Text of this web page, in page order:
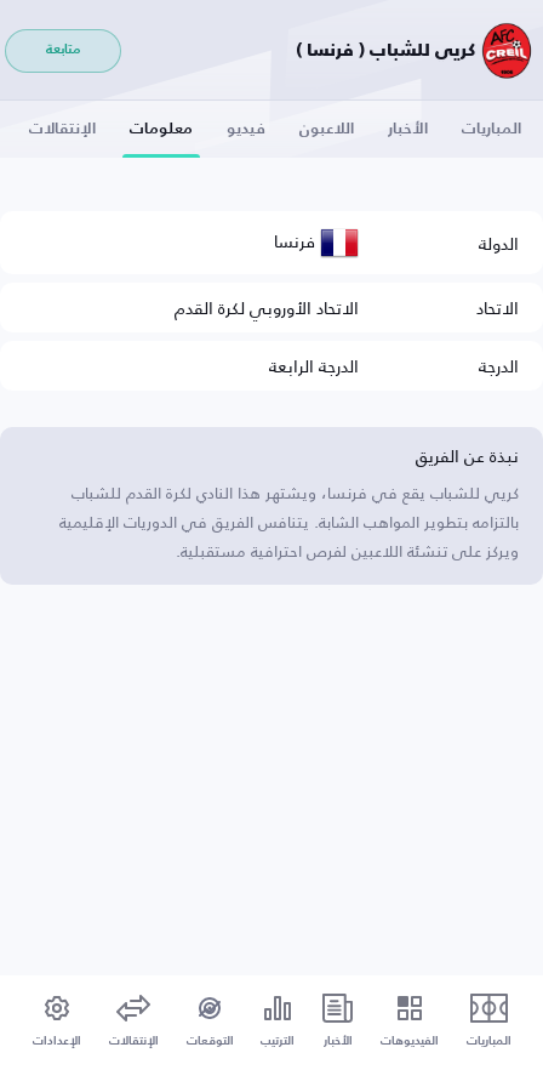
كريي للشباب ( فرنسا ) متابعة
المباريات الأخبار اللاعبون فيديو معلومات الإنتقالات
الدولة فرنسا
الاتحاد
الاتحاد الأوروبي لكرة القدم
الدرجة
الدرجة الرابعة
نبذة عن الفريق
كريي للشباب يقع في فرنسا، ويشتهر هذا النادي لكرة القدم للشباب
بالتزامه بتطوير المواهب الشابة. يتنافس الفريق في الدوريات الإقليمية
ويركز على تنشئة اللاعبين لفرص احترافية مستقبلية.
المباريات الفيديوهات الأخبار الترتيب التوقعات الإنتقالات الإعدادات